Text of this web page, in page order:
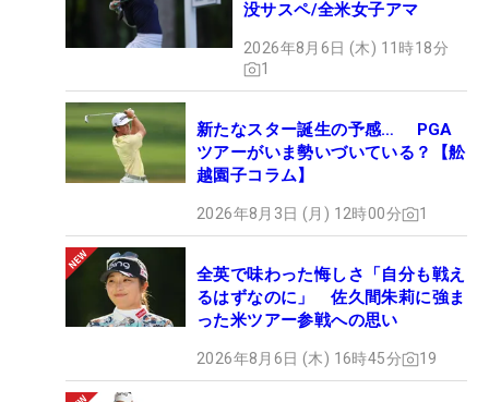
没サスペ/全米女子アマ
2026年8月6日 (木) 11時18分
1
新たなスター誕生の予感… PGA
ツアーがいま勢いづいている？【舩
越園子コラム】
2026年8月3日 (月) 12時00分 1
全英で味わった悔しさ「自分も戦え
るはずなのに」 佐久間朱莉に強ま
った米ツアー参戦への思い
2026年8月6日 (木) 16時45分 19